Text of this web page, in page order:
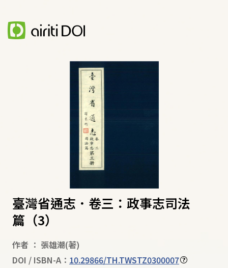
臺灣省通志．卷三：政事志司法
篇（3）
作者 ： 張雄潮(著)
DOI / ISBN-A： 10.29866/TH.TWSTZ0300007